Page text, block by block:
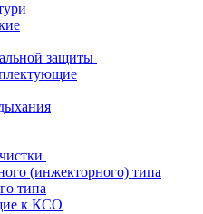
защиты
(инжекторного) типа
типа
к КСО